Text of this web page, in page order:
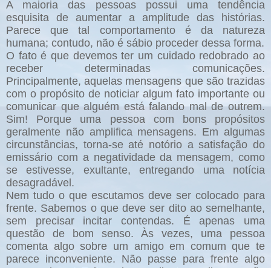
A maioria das pessoas possui uma tendência
esquisita de aumentar a amplitude das histórias.
Parece que tal comportamento é da natureza
humana; contudo, não é sábio proceder dessa forma.
O fato é que devemos ter um cuidado redobrado ao
receber determinadas comunicações.
Principalmente, aquelas mensagens que são trazidas
com o propósito de noticiar algum fato importante ou
comunicar que alguém está falando mal de outrem.
Sim! Porque uma pessoa com bons propósitos
geralmente não amplifica mensagens. Em algumas
circunstâncias, torna-se até notório a satisfação do
emissário com a negatividade da mensagem, como
se estivesse, exultante, entregando uma notícia
desagradável.
Nem tudo o que escutamos deve ser colocado para
frente. Sabemos o que deve ser dito ao semelhante,
sem precisar incitar contendas. É apenas uma
questão de bom senso. Às vezes, uma pessoa
comenta algo sobre um amigo em comum que te
parece inconveniente. Não passe para frente algo